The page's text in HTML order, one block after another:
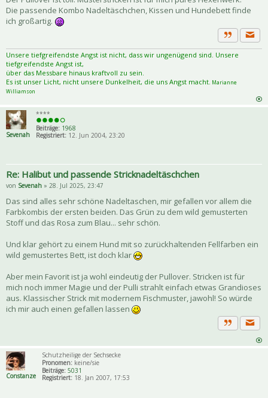
Die passende Kombo Nadeltäschchen, Kissen und Hundebett finde
ich großartig.
Zitat
Unsere tiefgreifendste Angst ist nicht, dass wir ungenügend sind. Unsere
tiefgreifendste Angst ist,
über das Messbare hinaus kraftvoll zu sein.
Es ist unser Licht, nicht unsere Dunkelheit, die uns Angst macht. Marianne
Williamson
Sevenah
****
Beiträge: 1968
Registriert: 12. Jun 2004, 23:20
Re: Halibut und passende Stricknadeltäschchen
von Sevenah » 28. Jul 2025, 23:47
Das sind alles sehr schöne Nadeltaschen, mir gefallen vor allem die
Farbkombis der ersten beiden. Das Grün zu dem wild gemusterten
Stoff und das Rosa zum Blau... sehr schön.
Und klar gehört zu einem Hund mit so zurückhaltenden Fellfarben ein
wild gemustertes Bett, ist doch klar
Aber mein Favorit ist ja wohl eindeutig der Pullover. Stricken ist für
mich noch immer Magie und der Pulli strahlt einfach etwas Grandioses
aus. Klassischer Strick mit modernem Fischmuster, jawohl! So würde
ich mir auch einen gefallen lassen
Zitat
Constanze
Schutzheilige der Sechsecke
Pronomen: keine/sie
Beiträge: 5031
Registriert: 18. Jan 2007, 17:53